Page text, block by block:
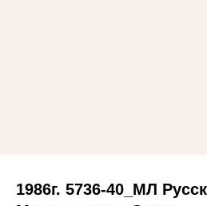
1986г. 5736-40_МЛ